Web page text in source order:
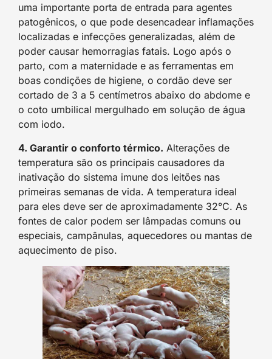
uma importante porta de entrada para agentes
patogênicos, o que pode desencadear inflamações
localizadas e infecções generalizadas, além de
poder causar hemorragias fatais. Logo após o
parto, com a maternidade e as ferramentas em
boas condições de higiene, o cordão deve ser
cortado de 3 a 5 centímetros abaixo do abdome e
o coto umbilical mergulhado em solução de água
com iodo.
4. Garantir o conforto térmico. Alterações de
temperatura são os principais causadores da
inativação do sistema imune dos leitões nas
primeiras semanas de vida. A temperatura ideal
para eles deve ser de aproximadamente 32°C. As
fontes de calor podem ser lâmpadas comuns ou
especiais, campânulas, aquecedores ou mantas de
aquecimento de piso.